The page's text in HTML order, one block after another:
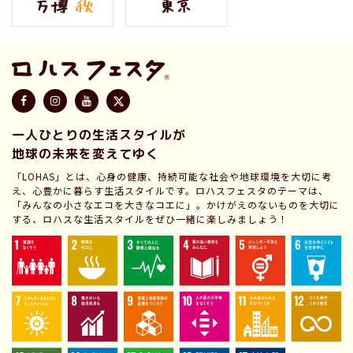
一人ひとりの生活スタイルが
地球の未来を変えてゆく
「LOHAS」とは、心身の健康、持続可能な社会や地球環境を大切に考
え、心豊かに暮らす生活スタイルです。ロハスフェスタのテーマは、
「みんなの小さなエコを大きなコエに」。かけがえのないものを大切に
する、ロハスな生活スタイルをぜひ一緒に楽しみましょう！